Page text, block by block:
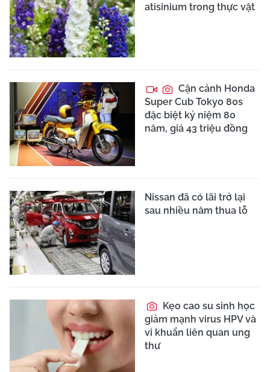
atisinium trong thực vật
Cận cảnh Honda
Super Cub Tokyo 80s
đặc biệt kỷ niệm 80
năm, giá 43 triệu đồng
Nissan đã có lãi trở lại
sau nhiều năm thua lỗ
Kẹo cao su sinh học
giảm mạnh virus HPV và
vi khuẩn liên quan ung
thư